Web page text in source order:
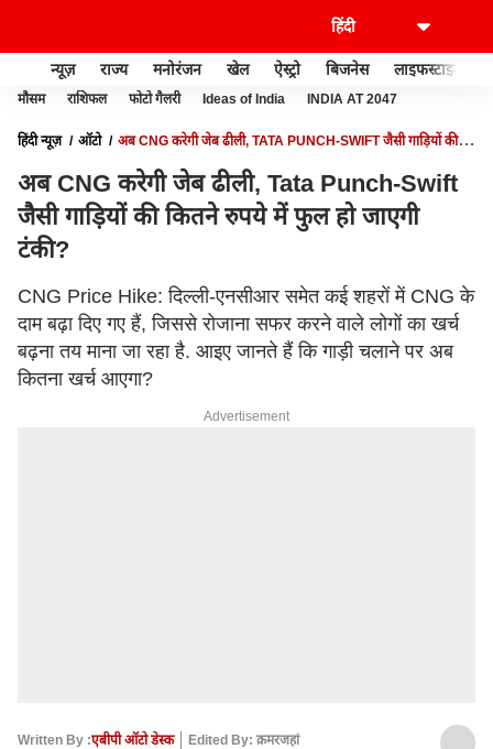
न्यूज़ राज्य मनोरंजन खेल ऐस्ट्रो बिजनेस लाइफस्टाइल
मौसम राशिफल फोटो गैलरी Ideas of India INDIA AT 2047
हिंदी न्यूज़ ऑटो
अब CNG करेगी जेब ढीली, TATA PUNCH-SWIFT जैसी गाड़ियों की
अब CNG करेगी जेब ढीली, Tata Punch-Swift
जैसी गाड़ियों की कितने रुपये में फुल हो जाएगी
टंकी?
CNG Price Hike: दिल्ली-एनसीआर समेत कई शहरों में CNG के
दाम बढ़ा दिए गए हैं, जिससे रोजाना सफर करने वाले लोगों का खर्च
बढ़ना तय माना जा रहा है. आइए जानते हैं कि गाड़ी चलाने पर अब
कितना खर्च आएगा?
Advertisement
Written By :एबीपी ऑटो डेस्क
Edited By: क़मरजहां